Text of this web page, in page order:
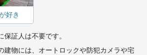
好き
保証人は不要です。
建物には、オートロックや防犯カメラや宅